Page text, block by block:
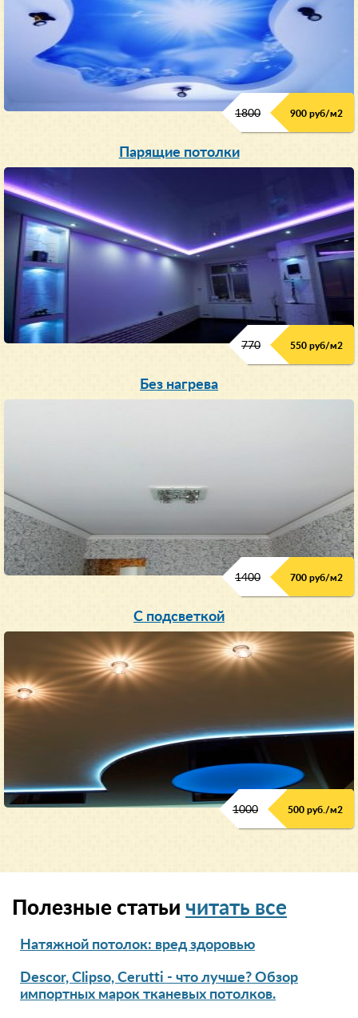
1800 900 руб/м2
Парящие потолки
770 550 руб/м2
Без нагрева
1400 700 руб/м2
С подсветкой
1000 500 руб./м2
Полезные статьи читать все
Натяжной потолок: вред здоровью
Descor, Clipso, Cerutti - что лучше? Обзор
импортных марок тканевых потолков.